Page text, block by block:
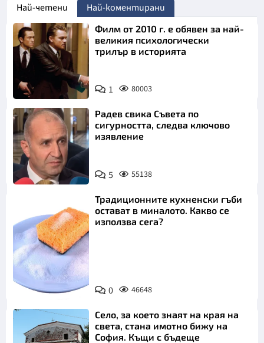
Най-четени Най-коментирани
Филм от 2010 г. е обявен за най-
великия психологически
трилър в историята
1 80003
Радев свика Съвета по
сигурността, следва ключово
изявление
5 55138
Снимка:
Пиксабей
Традиционните кухненски гъби
остават в миналото. Какво се
използва сега?
0 46648
Село, за което знаят на края на
света, стана имотно бижу на
София. Къщи с бъдеще